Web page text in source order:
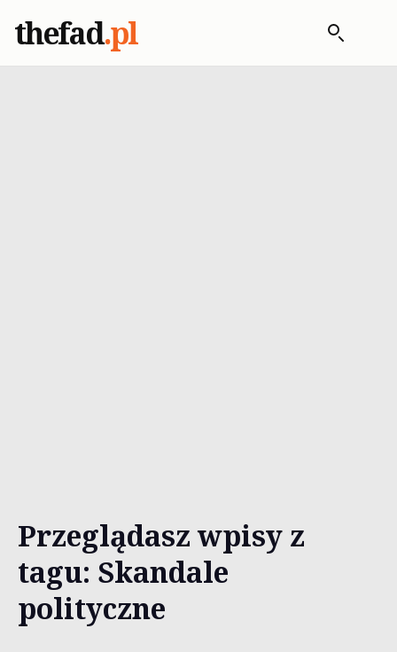
thefad.pl
Przeglądasz wpisy z
tagu: Skandale
polityczne